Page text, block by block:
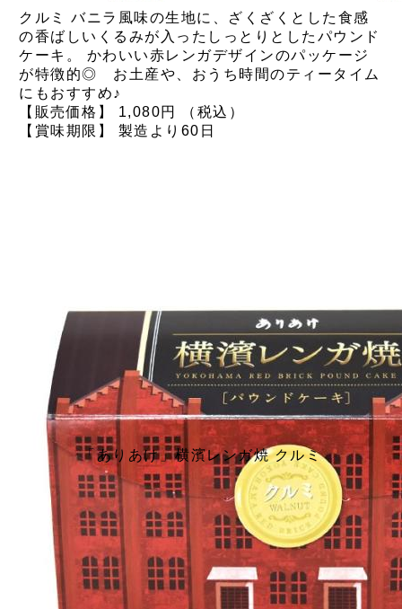
クルミ バニラ風味の生地に、ざくざくとした食感
の香ばしいくるみが入ったしっとりとしたパウンド
ケーキ。 かわいい赤レンガデザインのパッケージ
が特徴的◎ お土産や、おうち時間のティータイム
にもおすすめ♪
【販売価格】 1,080円 （税込）
【賞味期限】 製造より60日
「ありあけ」横濱レンガ焼 クルミ